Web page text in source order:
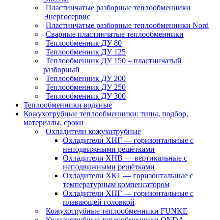
Пластинчатые разборные теплообменники
Энергосервис
Пластинчатые разборные теплообменники Nord
Сварные пластинчатые теплообменники
Теплообменник ДУ 80
Теплообменник ДУ 125
Теплообменник ДУ 150 – пластинчатый
разборный
Теплообменник ДУ 200
Теплообменник ДУ 250
Теплообменник ДУ 300
Теплообменники водяные
Кожухотрубные теплообменники: типы, подбор,
материалы, сроки
Охладители кожухотрубные
Охладители ХНГ — горизонтальные с
неподвижными решётками
Охладители ХНВ — вертикальные с
неподвижными решётками
Охладители ХКГ — горизонтальные с
температурным компенсатором
Охладители ХПГ — горизонтальные с
плавающей головкой
Кожухотрубные теплообменники FUNKE